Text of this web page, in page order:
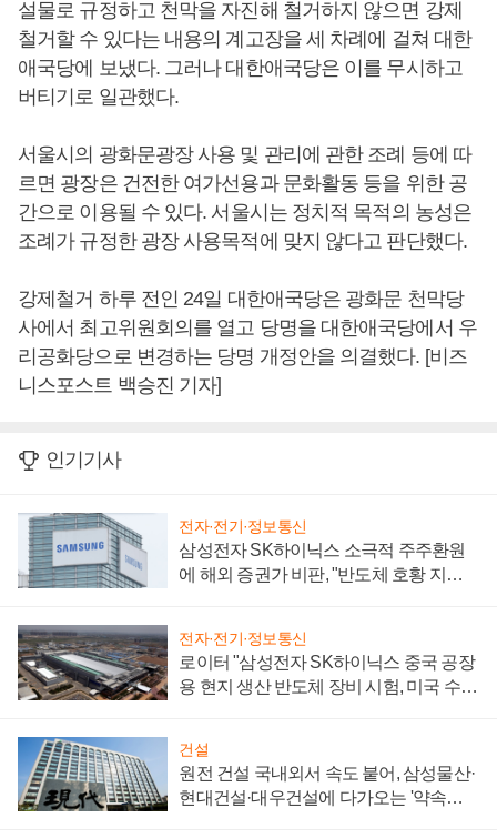
설물로 규정하고 천막을 자진해 철거하지 않으면 강제
철거할 수 있다는 내용의 계고장을 세 차례에 걸쳐 대한
애국당에 보냈다. 그러나 대한애국당은 이를 무시하고
버티기로 일관했다.
서울시의 광화문광장 사용 및 관리에 관한 조례 등에 따
르면 광장은 건전한 여가선용과 문화활동 등을 위한 공
간으로 이용될 수 있다. 서울시는 정치적 목적의 농성은
조례가 규정한 광장 사용목적에 맞지 않다고 판단했다.
강제철거 하루 전인 24일 대한애국당은 광화문 천막당
사에서 최고위원회의를 열고 당명을 대한애국당에서 우
리공화당으로 변경하는 당명 개정안을 의결했다. [비즈
니스포스트 백승진 기자]
인기기사
전자·전기·정보통신
삼성전자 SK하이닉스 소극적 주주환원
에 해외 증권가 비판, "반도체 호황 지속
전자·전기·정보통신
로이터 "삼성전자 SK하이닉스 중국 공장
용 현지 생산 반도체 장비 시험, 미국 수출
건설
원전 건설 국내외서 속도 붙어, 삼성물산·
현대건설·대우건설에 다가오는 '약속의